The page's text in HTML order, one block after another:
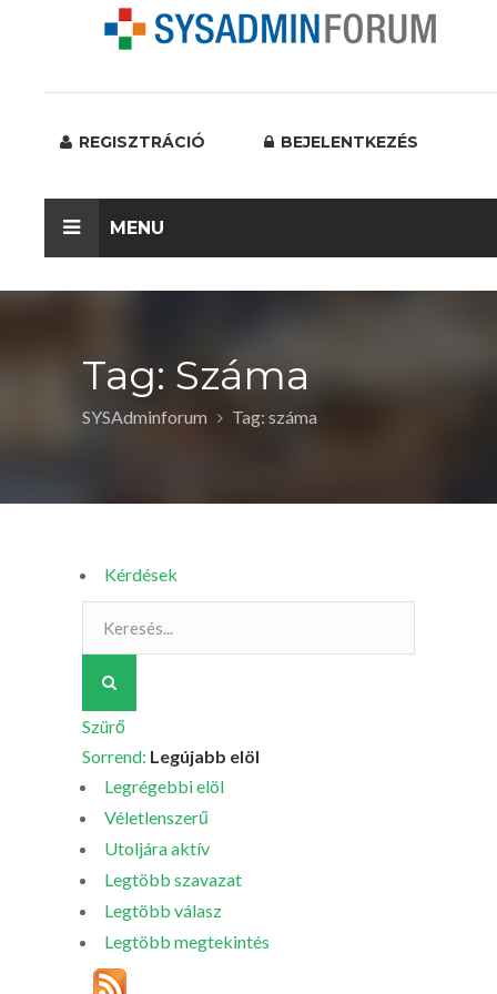
REGISZTRÁCIÓ BEJELENTKEZÉS
MENU
Tag: Száma
SYSAdminforum Tag: száma
Kérdések
Szürő
Sorrend: Legújabb elöl
Legrégebbi elöl
Véletlenszerű
Utoljára aktív
Legtöbb szavazat
Legtöbb válasz
Legtöbb megtekintés